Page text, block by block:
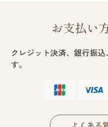
お支払い
クレジット決済、銀行振
す。